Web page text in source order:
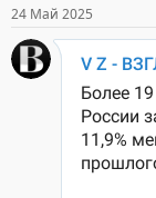
24 Май 2025